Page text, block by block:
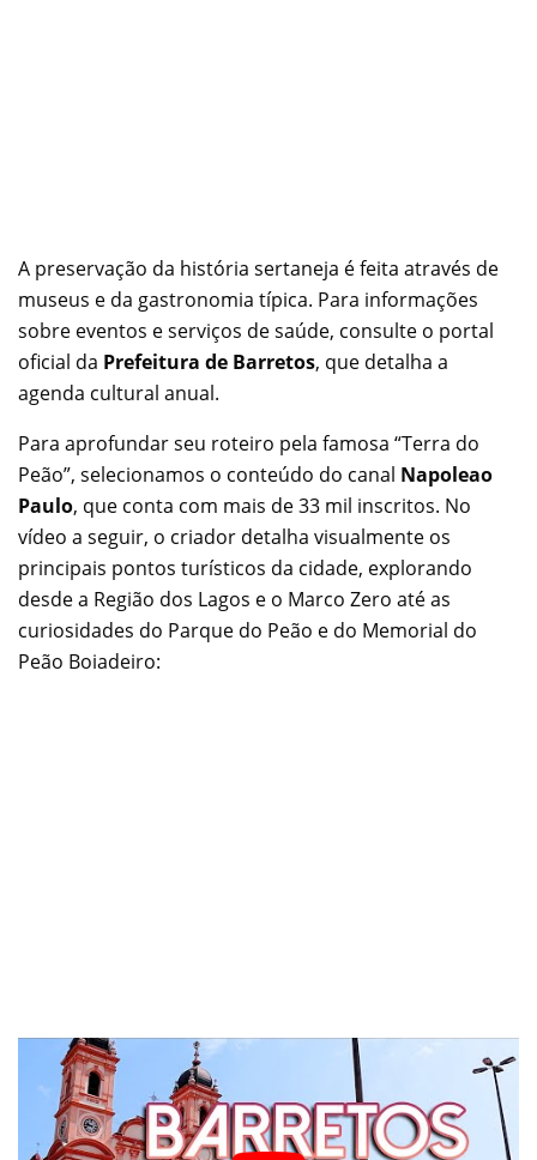
A preservação da história sertaneja é feita através de
museus e da gastronomia típica. Para informações
sobre eventos e serviços de saúde, consulte o portal
oficial da Prefeitura de Barretos, que detalha a
agenda cultural anual.
Para aprofundar seu roteiro pela famosa “Terra do
Peão”, selecionamos o conteúdo do canal Napoleao
Paulo, que conta com mais de 33 mil inscritos. No
vídeo a seguir, o criador detalha visualmente os
principais pontos turísticos da cidade, explorando
desde a Região dos Lagos e o Marco Zero até as
curiosidades do Parque do Peão e do Memorial do
Peão Boiadeiro: